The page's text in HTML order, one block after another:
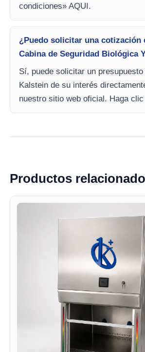
condiciones» AQUI.
¿Puedo solicitar una cotización
Cabina de Seguridad Biológica
Sí, puede solicitar un presupuesto
Kalstein de su interés
nuestro sitio web oficial. Haga clic
Productos